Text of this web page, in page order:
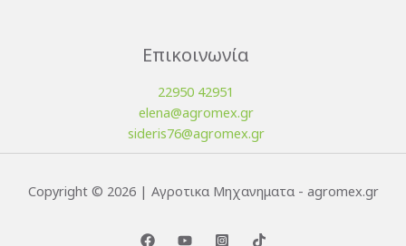
Επικοινωνία
22950 42951
elena@agromex.gr
sideris76@agromex.gr
Copyright © 2026 | Αγροτικα Μηχανηματα - agromex.gr